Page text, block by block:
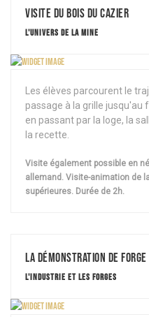
Visite du Bois du Cazier
L'UNIVERS DE LA MINE
Les élèves parcourent le
passage à la grille
en passant par la loge, la
la recette.
Visite également possible en
allemand. Visite-animation de
supérieures. Durée de 2h.
La démonstration de Forge
L'INDUSTRIE ET LES FORGES